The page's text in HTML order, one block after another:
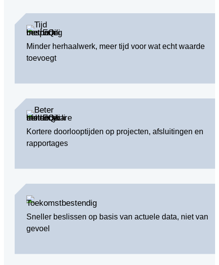
Minder herhaalwerk, meer tijd voor wat echt waarde
toevoegt
Kortere doorlooptijden op projecten, afsluitingen en
rapportages
Sneller beslissen op basis van actuele data, niet van
gevoel